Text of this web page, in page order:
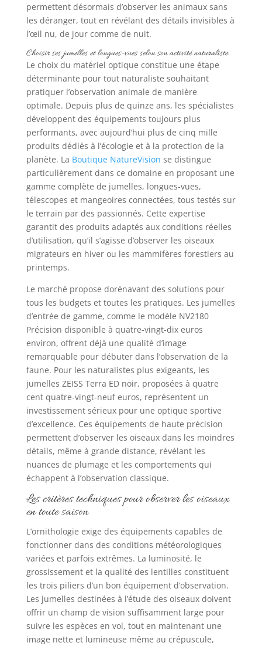
permettent désormais d’observer les animaux sans
les déranger, tout en révélant des détails invisibles à
l’œil nu, de jour comme de nuit.
Choisir ses jumelles et longues-vues selon son activité naturaliste
Le choix du matériel optique constitue une étape
déterminante pour tout naturaliste souhaitant
pratiquer l’observation animale de manière
optimale. Depuis plus de quinze ans, les spécialistes
développent des équipements toujours plus
performants, avec aujourd’hui plus de cinq mille
produits dédiés à l’écologie et à la protection de la
planète. La Boutique NatureVision se distingue
particulièrement dans ce domaine en proposant une
gamme complète de jumelles, longues-vues,
télescopes et mangeoires connectées, tous testés sur
le terrain par des passionnés. Cette expertise
garantit des produits adaptés aux conditions réelles
d’utilisation, qu’il s’agisse d’observer les oiseaux
migrateurs en hiver ou les mammifères forestiers au
printemps.
Le marché propose dorénavant des solutions pour
tous les budgets et toutes les pratiques. Les jumelles
d’entrée de gamme, comme le modèle NV2180
Précision disponible à quatre-vingt-dix euros
environ, offrent déjà une qualité d’image
remarquable pour débuter dans l’observation de la
faune. Pour les naturalistes plus exigeants, les
jumelles ZEISS Terra ED noir, proposées à quatre
cent quatre-vingt-neuf euros, représentent un
investissement sérieux pour une optique sportive
d’excellence. Ces équipements de haute précision
permettent d’observer les oiseaux dans les moindres
détails, même à grande distance, révélant les
nuances de plumage et les comportements qui
échappent à l’observation classique.
Les critères techniques pour observer les oiseaux
en toute saison
L’ornithologie exige des équipements capables de
fonctionner dans des conditions météorologiques
variées et parfois extrêmes. La luminosité, le
grossissement et la qualité des lentilles constituent
les trois piliers d’un bon équipement d’observation.
Les jumelles destinées à l’étude des oiseaux doivent
offrir un champ de vision suffisamment large pour
suivre les espèces en vol, tout en maintenant une
image nette et lumineuse même au crépuscule,